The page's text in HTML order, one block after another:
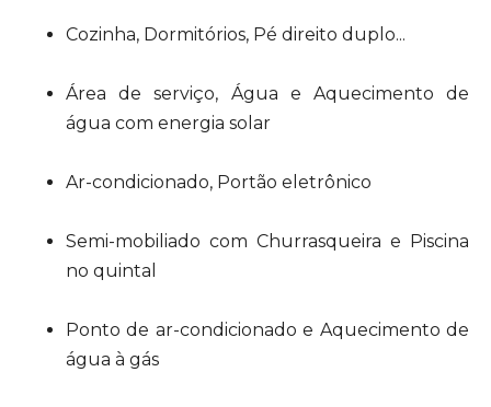
Cozinha, Dormitórios, Pé direito duplo...
Área de serviço, Água e Aquecimento de
água com energia solar
Ar-condicionado, Portão eletrônico
Semi-mobiliado com Churrasqueira e Piscina
no quintal
Ponto de ar-condicionado e Aquecimento de
água à gás